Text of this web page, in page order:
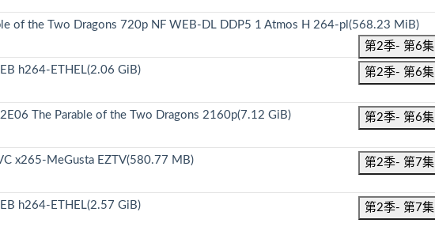
of the Two Dragons 720p NF WEB-DL DDP5 1 Atmos H 264-pl(568.23 MiB)
第2季- 第6集
h264-ETHEL(2.06 GiB)
第2季- 第6集
The Parable of the Two Dragons 2160p(7.12 GiB)
第2季- 第6集
x265-MeGusta EZTV(580.77 MB)
第2季- 第7集
h264-ETHEL(2.57 GiB)
第2季- 第7集